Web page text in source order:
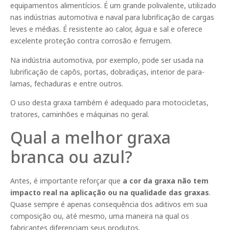
equipamentos alimentícios. É um grande polivalente, utilizado
nas indústrias automotiva e naval para lubrificação de cargas
leves e médias. É resistente ao calor, água e sal e oferece
excelente proteção contra corrosão e ferrugem.
Na indústria automotiva, por exemplo, pode ser usada na
lubrificação de capôs, portas, dobradiças, interior de para-
lamas, fechaduras e entre outros.
O uso desta graxa também é adequado para motocicletas,
tratores, caminhões e máquinas no geral.
Qual a melhor graxa
branca ou azul?
Antes, é importante reforçar que a cor da graxa não tem
impacto real na aplicação ou na qualidade das graxas.
Quase sempre é apenas consequência dos aditivos em sua
composição ou, até mesmo, uma maneira na qual os
fabricantes diferenciam seus produtos.